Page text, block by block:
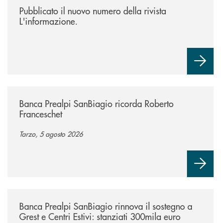
Pubblicato il nuovo numero della rivista
L'informazione.
Banca Prealpi SanBiagio ricorda Roberto
Franceschet
Tarzo, 5 agosto 2026
Banca Prealpi SanBiagio rinnova il sostegno a
Grest e Centri Estivi: stanziati 300mila euro